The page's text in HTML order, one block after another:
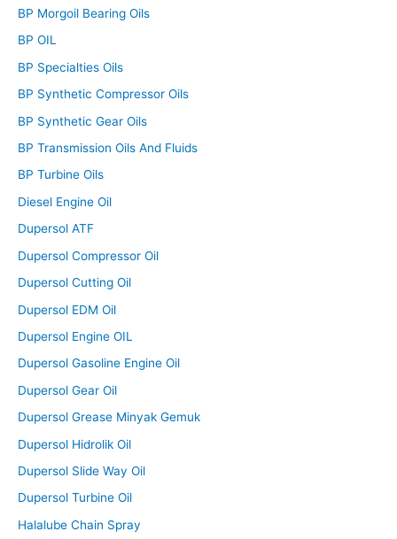
BP Morgoil Bearing Oils
BP OIL
BP Specialties Oils
BP Synthetic Compressor Oils
BP Synthetic Gear Oils
BP Transmission Oils And Fluids
BP Turbine Oils
Diesel Engine Oil
Dupersol ATF
Dupersol Compressor Oil
Dupersol Cutting Oil
Dupersol EDM Oil
Dupersol Engine OIL
Dupersol Gasoline Engine Oil
Dupersol Gear Oil
Dupersol Grease Minyak Gemuk
Dupersol Hidrolik Oil
Dupersol Slide Way Oil
Dupersol Turbine Oil
Halalube Chain Spray